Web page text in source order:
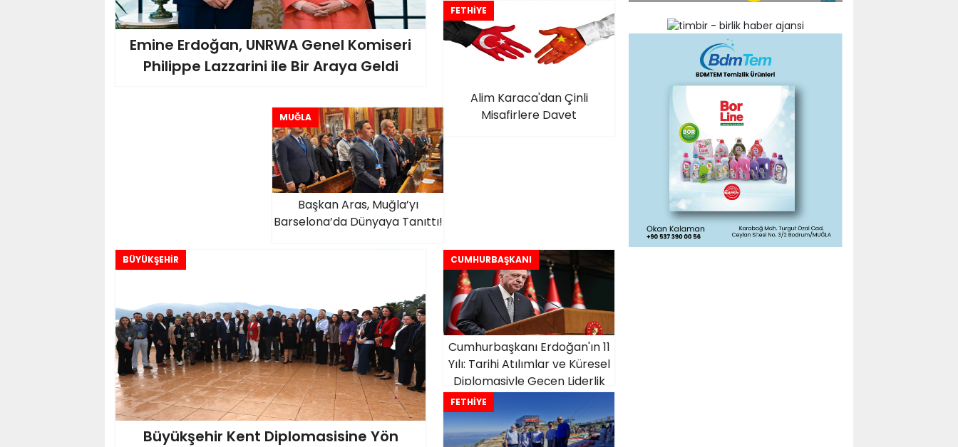
Emine Erdoğan, UNRWA Genel Komiseri
Philippe Lazzarini ile Bir Araya Geldi
FETHİYE
Alim Karaca'dan Çinli
Misafirlere Davet
MUĞLA
Başkan Aras, Muğla’yı
Barselona’da Dünyaya Tanıttı!
BÜYÜKŞEHİR
Büyükşehir Kent Diplomasisine Yön
CUMHURBAŞKANI
Cumhurbaşkanı Erdoğan'ın 11
Yılı: Tarihi Atılımlar ve Küresel
Diplomasiyle Geçen Liderlik
FETHİYE